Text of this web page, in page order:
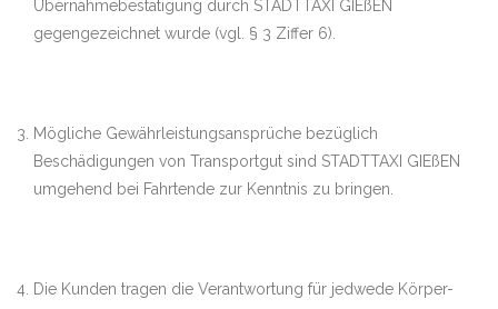
Übernahmebestätigung durch STADTTAXI GIEßEN
gegengezeichnet wurde (vgl. § 3 Ziffer 6).
Mögliche Gewährleistungsansprüche bezüglich
Beschädigungen von Transportgut sind STADTTAXI GIEßEN
umgehend bei Fahrtende zur Kenntnis zu bringen.
Die Kunden tragen die Verantwortung für jedwede Körper-